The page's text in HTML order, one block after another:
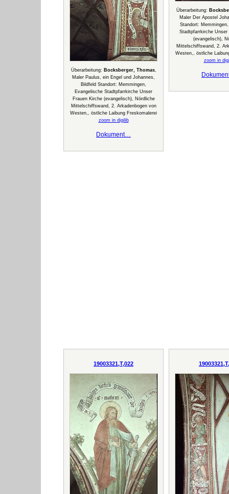
Überarbeitung: Bocksberger, Thomas,
Maler Paulus, ein Engel und Johannes,
Bildfeld Standort: Memmingen,
Evangelische Stadtpfarrkirche Unser
Frauen Kirche (evangelisch), Nördliche
Mittelschiffswand, 2. Arkadenbogen von
Westen,, östliche Laibung Freskomalerei
zoom in digilib
Dokument…
Überarbeitung:
Maler Der Apostel
Standort:
Stadtpfarrkirche Unser
(evangelisch),
Mittelschiffswand, 2.
Westen,, östliche
zoom in
19003321,T,022